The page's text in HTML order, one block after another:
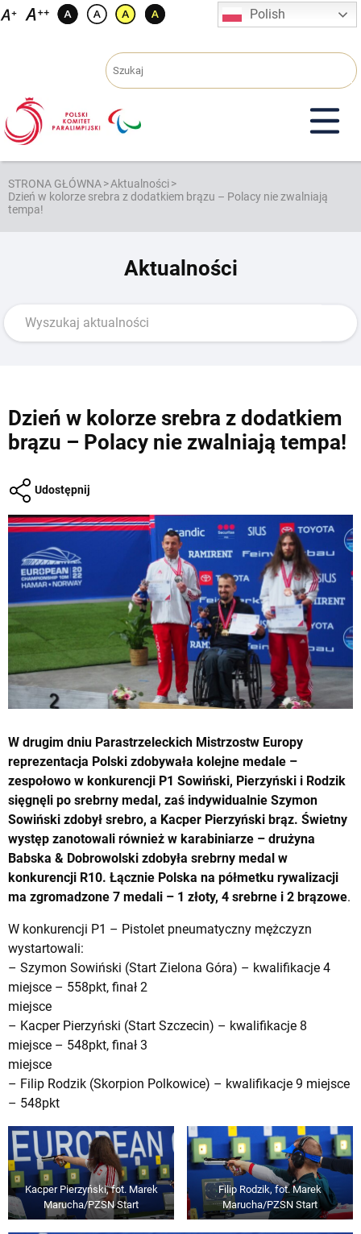
Przejdź
Polish
STRONA GŁÓWNA>Aktualności>
Dzień w kolorze srebra z dodatkiem brązu – Polacy nie zwalniają
tempa!
Aktualności
Dzień w kolorze srebra z dodatkiem
brązu – Polacy nie zwalniają tempa!
Udostępnij
W drugim dniu Parastrzeleckich Mistrzostw Europy
reprezentacja Polski zdobywała kolejne medale –
zespołowo w konkurencji P1 Sowiński, Pierzyński i Rodzik
sięgnęli po srebrny medal, zaś indywidualnie Szymon
Sowiński zdobył srebro, a Kacper Pierzyński brąz. Świetny
występ zanotowali również w karabiniarze – drużyna
Babska & Dobrowolski zdobyła srebrny medal w
konkurencji R10. Łącznie Polska na półmetku rywalizacji
ma zgromadzone 7 medali – 1 złoty, 4 srebrne i 2 brązowe.
W konkurencji P1 – Pistolet pneumatyczny mężczyzn
wystartowali:
– Szymon Sowiński (Start Zielona Góra) – kwalifikacje 4
miejsce – 558pkt, finał 2
miejsce
– Kacper Pierzyński (Start Szczecin) – kwalifikacje 8
miejsce – 548pkt, finał 3
miejsce
– Filip Rodzik (Skorpion Polkowice) – kwalifikacje 9 miejsce
– 548pkt
Kacper Pierzyński, fot. Marek
Marucha/PZSN Start
Filip Rodzik, fot. Marek
Marucha/PZSN Start